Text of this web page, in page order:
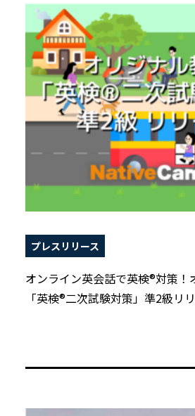
プレスリリース
オンライン英会話で英検®対策！
「英検®二次試験対策」準2級リ